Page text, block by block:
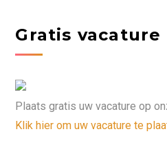
Gratis vacature
Plaats gratis uw vacature op
Klik hier om uw vacature te